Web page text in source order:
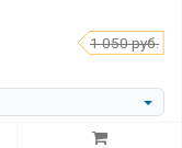
1 050 руб.